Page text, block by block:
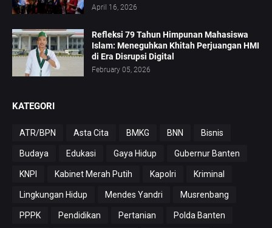
April 16, 2026
Refleksi 79 Tahun Himpunan Mahasiswa
Islam: Meneguhkan Khitah Perjuangan HMI
di Era Disrupsi Digital
February 05, 2026
KATEGORI
ATR/BPN Asta Cita BMKG BNN Bisnis
Budaya Edukasi Gaya Hidup Gubernur Banten
KNPI Kabinet Merah Putih Kapolri Kriminal
Lingkungan Hidup Mendes Yandri Musrenbang
PPPK Pendidikan Pertanian Polda Banten